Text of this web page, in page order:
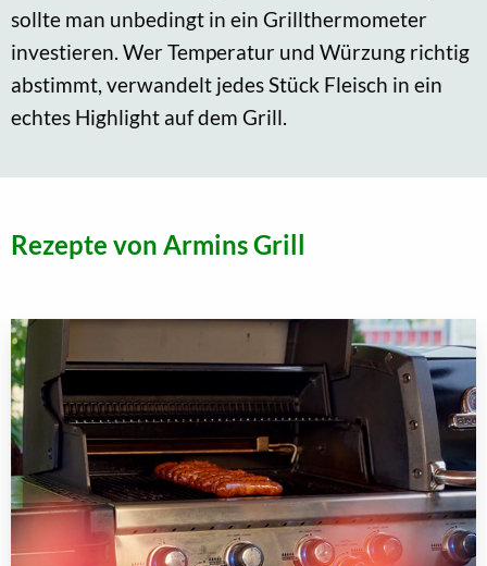
sollte man unbedingt in ein Grillthermometer
investieren. Wer Temperatur und Würzung richtig
abstimmt, verwandelt jedes Stück Fleisch in ein
echtes Highlight auf dem Grill.
Rezepte von Armins Grill